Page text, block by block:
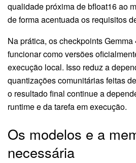
qualidade próxima de bfloat16 ao
de forma acentuada os requisitos
Na prática, os checkpoints Gemma
funcionar como versões
execução local. Isso reduz a
quantizações comunitárias feitas
o resultado final continue a
runtime e da tarefa em execução.
Os modelos e a
necessária